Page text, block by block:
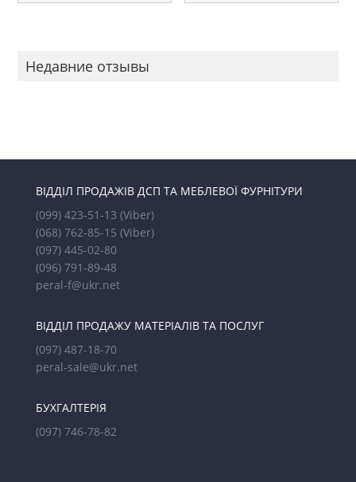
Недавние отзывы
ВІДДІЛ ПРОДАЖІВ ДСП ТА МЕБЛЕВОЇ ФУРНІТУРИ
(099) 423-51-13 (Viber)
(068) 762-85-15 (Viber)
(097) 445-02-80
(096) 791-89-48
peral-f@ukr.net
ВІДДІЛ ПРОДАЖУ МАТЕРІАЛІВ ТА ПОСЛУГ
(097) 487-18-70
peral-sale@ukr.net
БУХГАЛТЕРІЯ
(097) 746-78-82